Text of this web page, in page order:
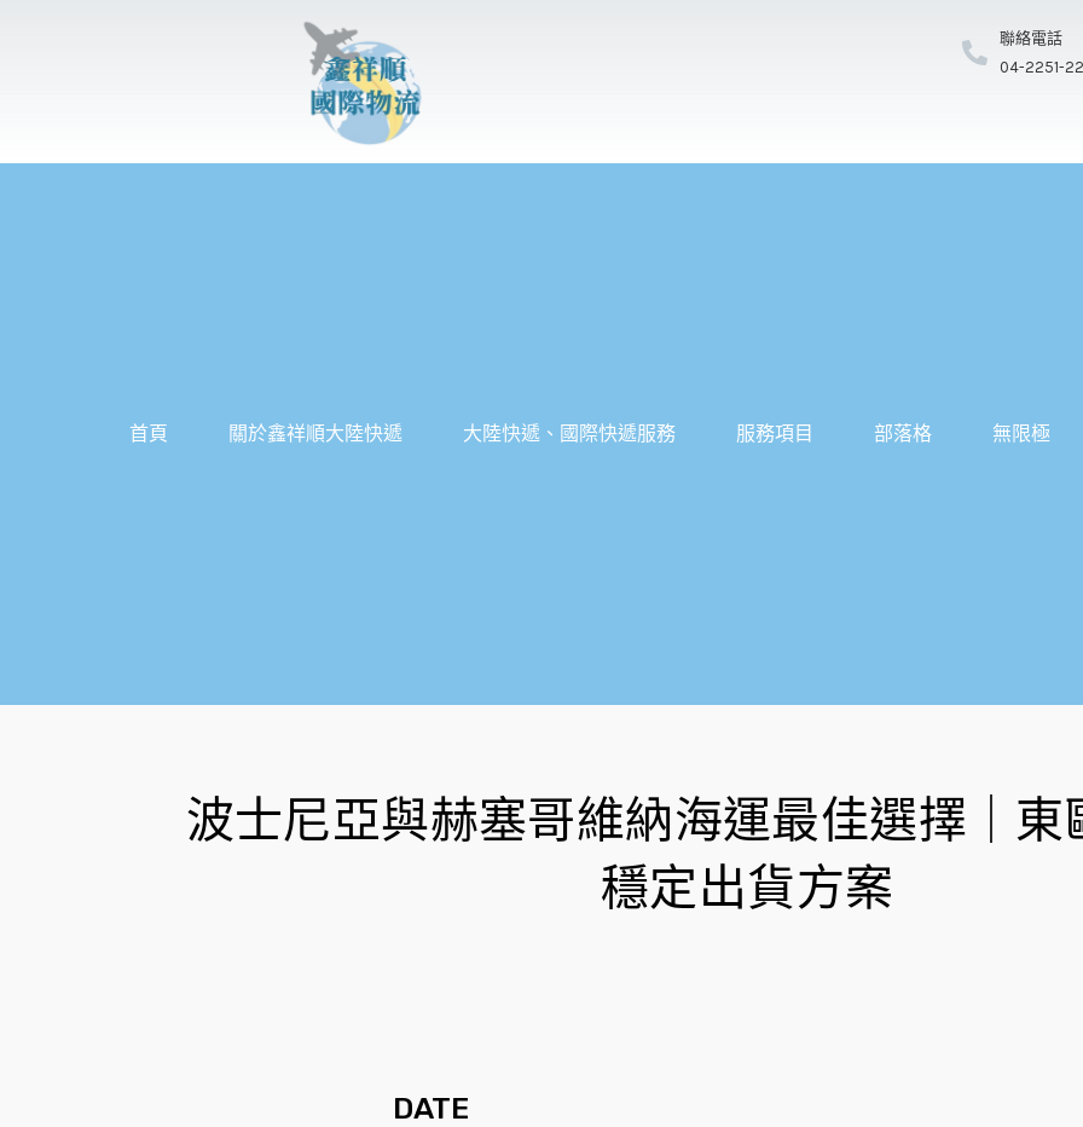
內
聯絡電話
04-2251-
首頁 關於鑫祥順大陸快遞 大陸快遞、國際快遞服務 服務項目 部落格 無限極
波士尼亞與赫塞哥維納海運最佳選擇｜東
穩定出貨方案
DATE